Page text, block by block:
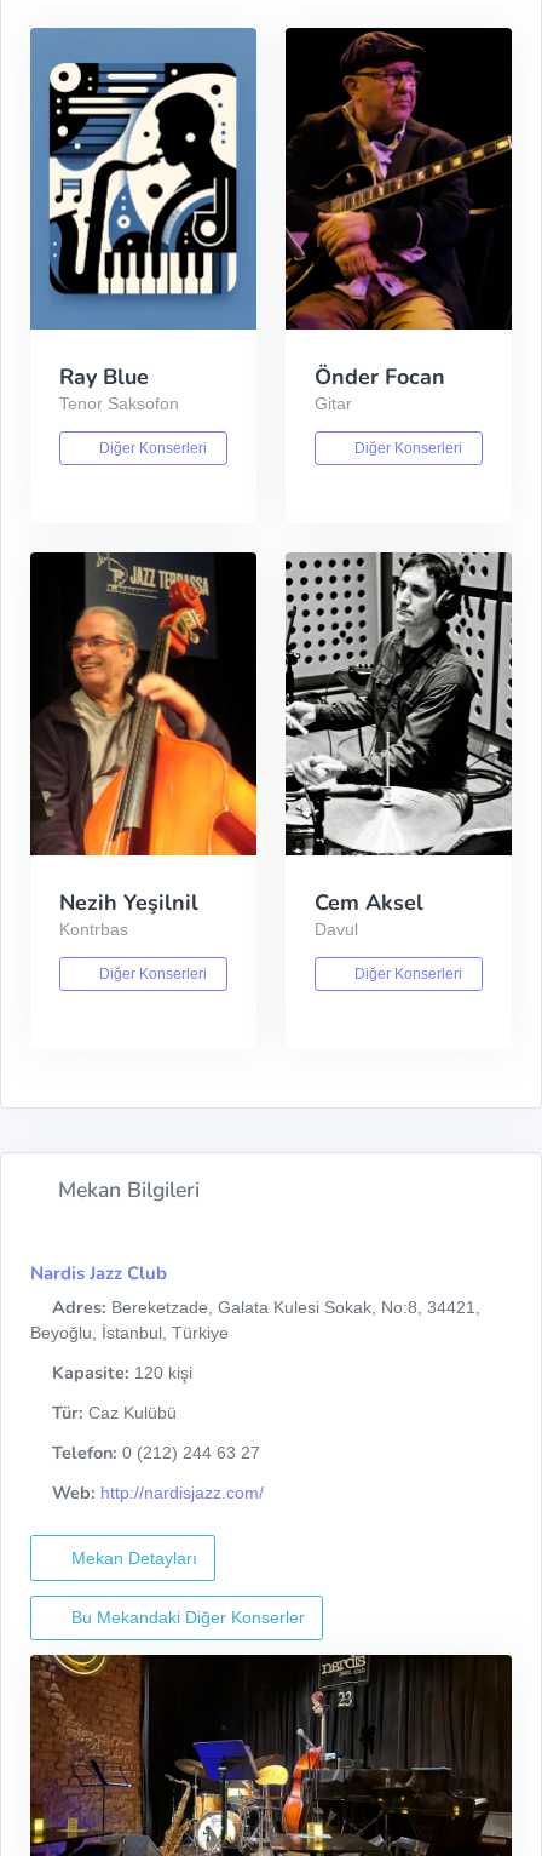
Ray Blue
Tenor Saksofon
Diğer Konserleri
Önder Focan
Gitar
Diğer Konserleri
Nezih Yeşilnil
Kontrbas
Diğer Konserleri
Cem Aksel
Davul
Diğer Konserleri
Mekan Bilgileri
Nardis Jazz Club
Adres: Bereketzade, Galata Kulesi Sokak, No:8, 34421,
Beyoğlu, İstanbul, Türkiye
Kapasite: 120 kişi
Tür: Caz Kulübü
Telefon: 0 (212) 244 63 27
Web: http://nardisjazz.com/
Mekan Detayları
Bu Mekandaki Diğer Konserler